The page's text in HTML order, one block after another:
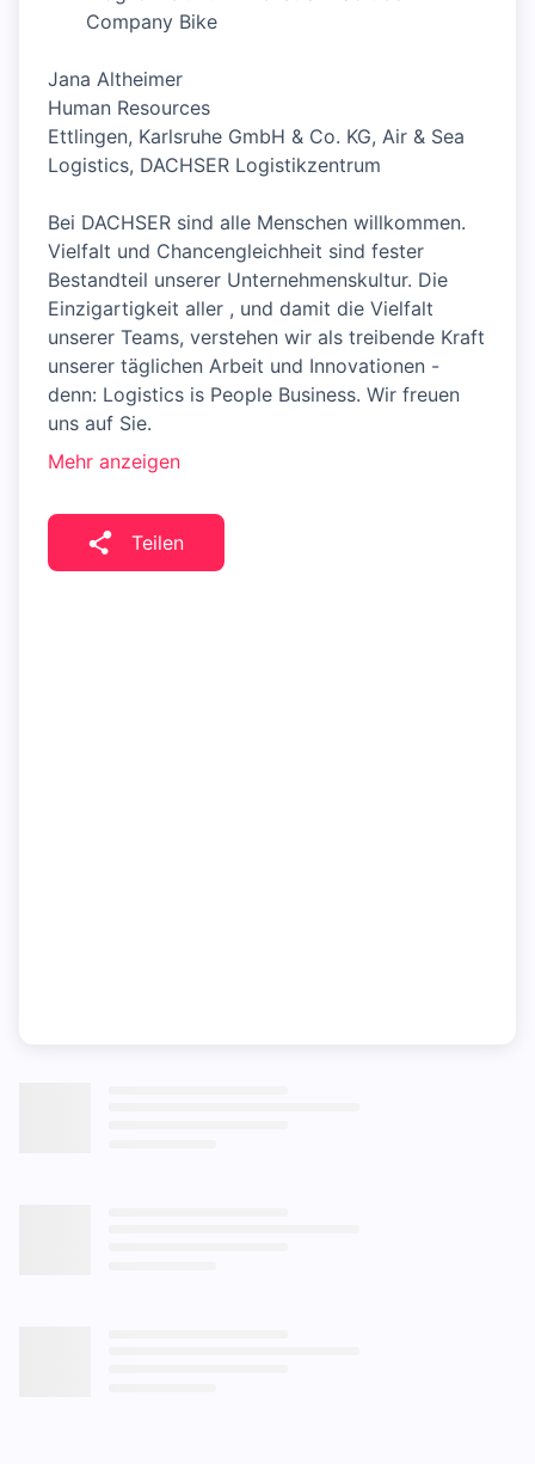
Company Bike
Jana Altheimer
Human Resources
Ettlingen, Karlsruhe GmbH & Co. KG, Air & Sea
Logistics, DACHSER Logistikzentrum
Bei DACHSER sind alle Menschen willkommen.
Vielfalt und Chancengleichheit sind fester
Bestandteil unserer Unternehmenskultur. Die
Einzigartigkeit aller , und damit die Vielfalt
unserer Teams, verstehen wir als treibende Kraft
unserer täglichen Arbeit und Innovationen -
denn: Logistics is People Business. Wir freuen
uns auf Sie.
Mehr anzeigen
Teilen